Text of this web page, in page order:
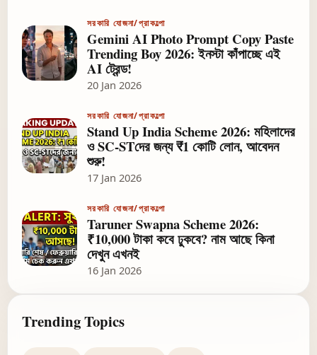
সরকারি যোজনা/প্রাকল্পো
Gemini AI Photo Prompt Copy Paste
Trending Boy 2026: ইনস্টা কাঁপাচ্ছে এই
AI ট্রেন্ড!
20 Jan 2026
সরকারি যোজনা/প্রাকল্পো
Stand Up India Scheme 2026: মহিলাদের
ও SC-STদের জন্য ₹1 কোটি লোন, আবেদন
শুরু!
17 Jan 2026
সরকারি যোজনা/প্রাকল্পো
Taruner Swapna Scheme 2026:
₹10,000 টাকা কবে ঢুকবে? নাম আছে কিনা
দেখুন এখনই
16 Jan 2026
Trending Topics